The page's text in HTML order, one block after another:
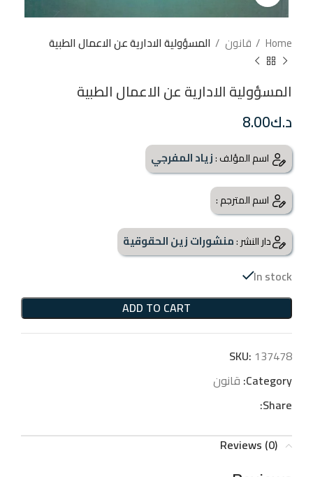
Home قانون المسؤولية الادارية عن الاعمال الطبية
المسؤولية الادارية عن الاعمال الطبية
د.ك8.00
اسم المؤلف :زياد المفرجي
اسم المترجم :
دار النشر :منشورات زين الحقوقية
In stock
ADD TO CART
SKU: 137478
Category: قانون
Share:
Reviews (0)